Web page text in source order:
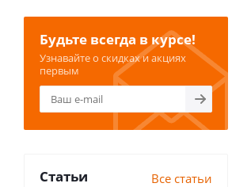
Будьте всегда в курсе!
Узнавайте о скидках и акциях
первым
Статьи Все статьи